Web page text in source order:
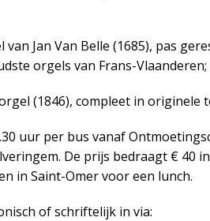
van Jan Van Belle (1685), pas
orgels van Frans-Vlaanderen;
(1846), compleet in originele
uur per bus vanaf
De prijs bedraagt € 40
in Saint-Omer voor een lunch.
of schriftelijk in via: